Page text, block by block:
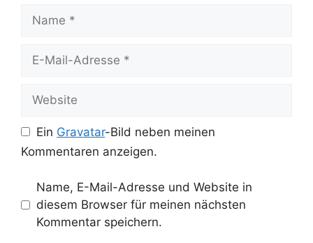
Name
Website
Ein Gravatar-Bild neben meinen
Kommentaren anzeigen.
Name, E-Mail-Adresse und Website in
diesem Browser für meinen nächsten
Kommentar speichern.